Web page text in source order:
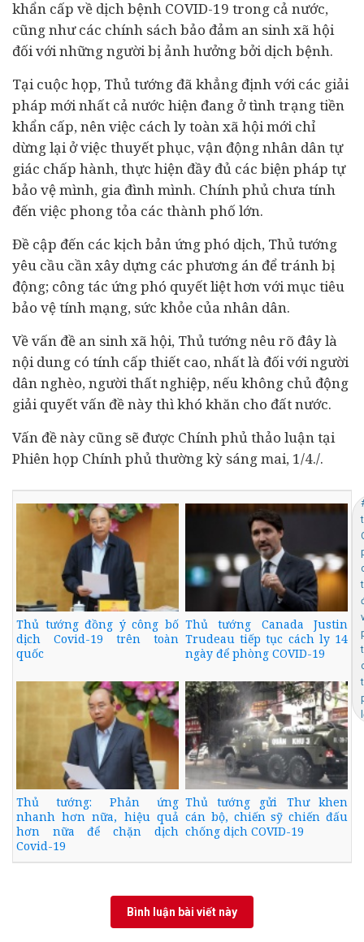
khẩn cấp về dịch bệnh COVID-19 trong cả nước,
cũng như các chính sách bảo đảm an sinh xã hội
đối với những người bị ảnh hưởng bởi dịch bệnh.
Tại cuộc họp, Thủ tướng đã khẳng định với các giải
pháp mới nhất cả nước hiện đang ở tình trạng tiền
khẩn cấp, nên việc cách ly toàn xã hộimới chỉ
dừng lại ở việc thuyết phục, vận động nhân dân tự
giác chấp hành, thực hiện đầy đủ các biện pháp tự
bảo vệ mình, gia đình mình. Chính phủ chưa tính
đến việc phong tỏa các thành phố lớn.
Đề cập đến các kịch bản ứng phó dịch, Thủ tướng
yêu cầu cần xây dựng các phương án để tránh bị
động; công tác ứng phó quyết liệt hơn với mục tiêu
bảo vệ tính mạng, sức khỏe của nhân dân.
Về vấn đề an sinh xã hội, Thủ tướng nêu rõ đây là
nội dung có tính cấp thiết cao, nhất là đối với người
dân nghèo, người thất nghiệp, nếu không chủ động
giải quyết vấn đề này thì khó khăn cho đất nước.
Vấn đề này cũng sẽ được Chính phủ thảo luận tại
Phiên họp Chính phủ thường kỳ sáng mai, 1/4./.
Thủ tướng đồng ý công bố
dịch Covid-19 trên toàn
quốc
Thủ tướng Canada Justin
Trudeau tiếp tục cách ly 14
ngày để phòng COVID-19
Thủ tướng: Phản ứng
nhanh hơn nữa, hiệu quả
hơn nữa để chặn dịch
Covid-19
Thủ tướng gửi Thư khen
cán bộ, chiến sỹ chiến đấu
chống dịch COVID-19
Bình luận bài viết này